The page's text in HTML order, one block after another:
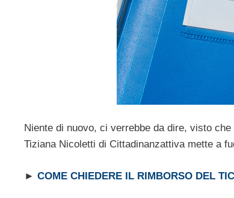
Niente di nuovo, ci verrebbe da dire, visto
Tiziana Nicoletti di Cittadinanzattiva mette a
► COME CHIEDERE IL RIMBORSO DEL